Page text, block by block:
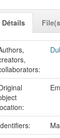
Détails